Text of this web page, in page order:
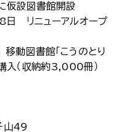
仮設図書館開設
日 リニューアルオープ
動図書館「こうのとり
入（収納約3,000冊）
山49